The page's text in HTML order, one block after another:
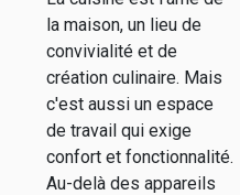
parfait pour
votre maison :
confort, style
et
fonctionnalité
la maison, un lieu de
convivialité et de
création culinaire. Mais
c'est aussi un espace
de travail qui exige
confort et fonctionnalité.
Au-delà des appareils